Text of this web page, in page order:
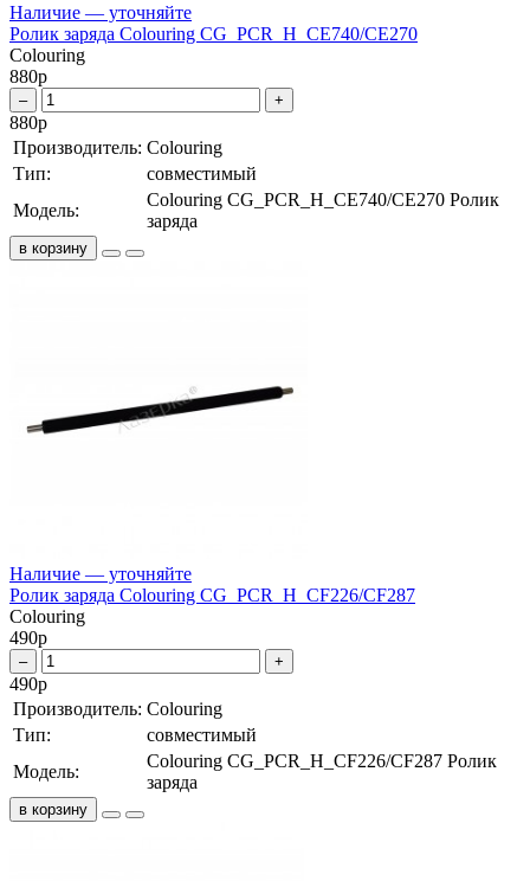
Наличие — уточняйте
Ролик заряда Colouring CG_PCR_H_CE740/CE270
Colouring
880р
– +
880р
Производитель: Colouring
Тип:
совместимый
Модель:
Colouring CG_PCR_H_CE740/CE270 Ролик
заряда
в корзину
Наличие — уточняйте
Ролик заряда Colouring CG_PCR_H_CF226/CF287
Colouring
490р
– +
490р
Производитель: Colouring
Тип:
совместимый
Модель:
Colouring CG_PCR_H_CF226/CF287 Ролик
заряда
в корзину